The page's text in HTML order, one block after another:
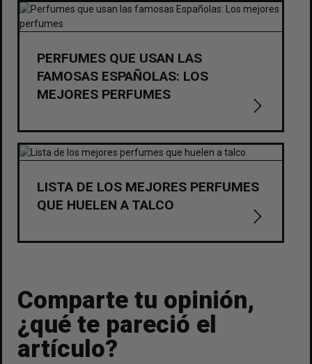
PERFUMES QUE USAN LAS
FAMOSAS ESPAÑOLAS: LOS
MEJORES PERFUMES
LISTA DE LOS MEJORES PERFUMES
QUE HUELEN A TALCO
Comparte tu opinión,
¿qué te pareció el
artículo?